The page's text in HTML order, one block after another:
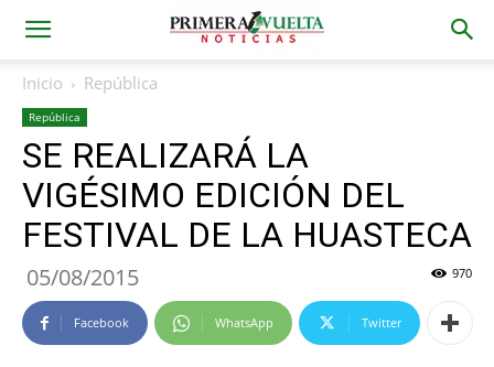
Inicio República
República
SE REALIZARÁ LA
VIGÉSIMO EDICIÓN DEL
FESTIVAL DE LA HUASTECA
05/08/2015 970
Facebook WhatsApp Twitter